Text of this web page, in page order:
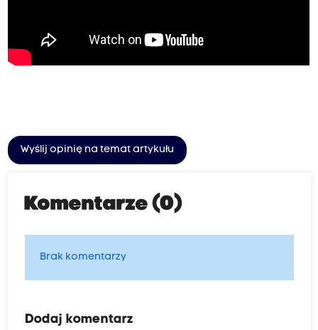
Wyślij opinię na temat artykułu
Komentarze (0)
Brak komentarzy
Dodaj komentarz